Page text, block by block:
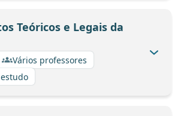
Teóricos e Legais da
Vários professores